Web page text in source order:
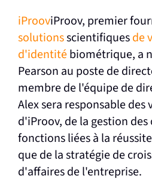
iProoviProov, premier
solutionsscientifiquesde
d'identitébiométrique, a
Pearson au poste de
membre de l'équipe de
Alex sera responsable
d'iProov, de la gestion
fonctions liées à la
que de la stratégie de
d'affaires de l'entreprise.